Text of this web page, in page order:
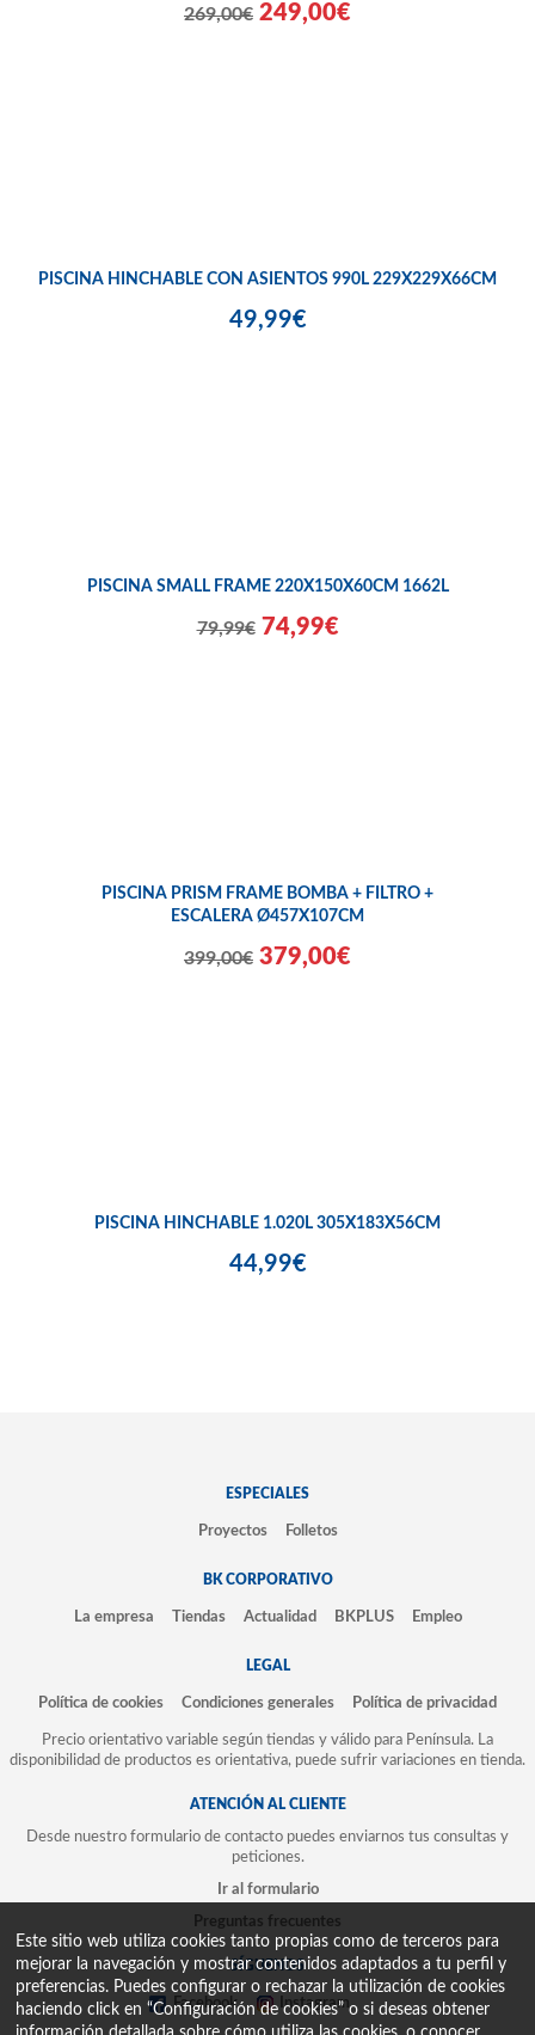
269,00€ 249,00€
PISCINA HINCHABLE CON ASIENTOS 990L 229X229X66CM
49,99€
PISCINA SMALL FRAME 220X150X60CM 1662L
79,99€ 74,99€
PISCINA PRISM FRAME BOMBA + FILTRO +
ESCALERA Ø457X107CM
399,00€ 379,00€
PISCINA HINCHABLE 1.020L 305X183X56CM
44,99€
ESPECIALES
Proyectos Folletos
BK CORPORATIVO
La empresa Tiendas Actualidad BKPLUS Empleo
LEGAL
Política de cookies Condiciones generales Política de privacidad
Precio orientativo variable según tiendas y válido para Península. La
disponibilidad de productos es orientativa, puede sufrir variaciones en tienda.
ATENCIÓN AL CLIENTE
Desde nuestro formulario de contacto puedes enviarnos tus consultas y
peticiones.
Ir al formulario
Preguntas frecuentes
SÍGUENOS
Facebook Instagram
Este sitio web utiliza cookies tanto propias como de terceros para
mejorar la navegación y mostrar contenidos adaptados a tu perfil y
preferencias. Puedes configurar o rechazar la utilización de cookies
haciendo click en “Configuración de cookies” o si deseas obtener